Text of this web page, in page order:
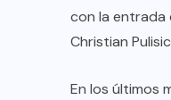
con la entrada
Christian
En los últimos